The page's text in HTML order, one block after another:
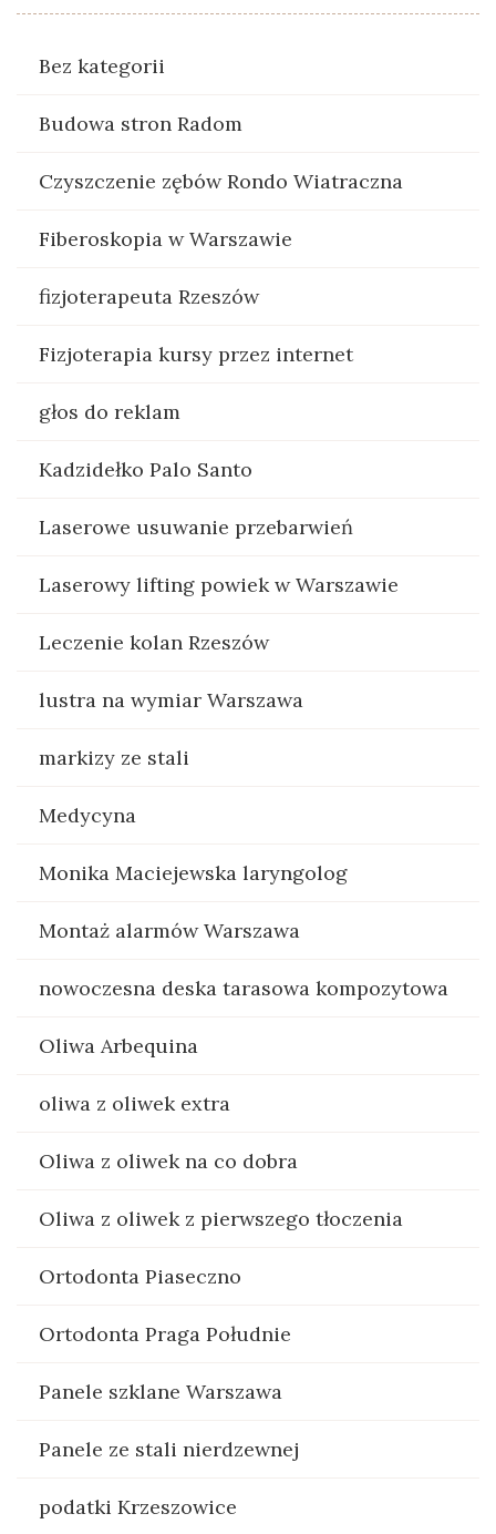
Bez kategorii
Budowa stron Radom
Czyszczenie zębów Rondo Wiatraczna
Fiberoskopia w Warszawie
fizjoterapeuta Rzeszów
Fizjoterapia kursy przez internet
głos do reklam
Kadzidełko Palo Santo
Laserowe usuwanie przebarwień
Laserowy lifting powiek w Warszawie
Leczenie kolan Rzeszów
lustra na wymiar Warszawa
markizy ze stali
Medycyna
Monika Maciejewska laryngolog
Montaż alarmów Warszawa
nowoczesna deska tarasowa kompozytowa
Oliwa Arbequina
oliwa z oliwek extra
Oliwa z oliwek na co dobra
Oliwa z oliwek z pierwszego tłoczenia
Ortodonta Piaseczno
Ortodonta Praga Południe
Panele szklane Warszawa
Panele ze stali nierdzewnej
podatki Krzeszowice